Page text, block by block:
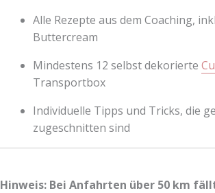
Alle Rezepte aus dem Coaching,
Buttercream
Mindestens 12 selbst dekorierte
Transportbox
Individuelle Tipps und Tricks, die
zugeschnitten sind
Hinweis: Bei Anfahrten über 50 km